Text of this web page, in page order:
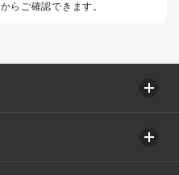
らご確認できます。